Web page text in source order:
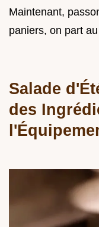
Maintenant,
paniers, on part
Salade
des